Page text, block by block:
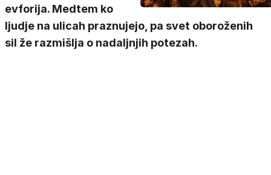
evforija. Medtem ko
ljudje na ulicah praznujejo, pa svet oboroženih
sil že razmišlja o nadaljnjih potezah.